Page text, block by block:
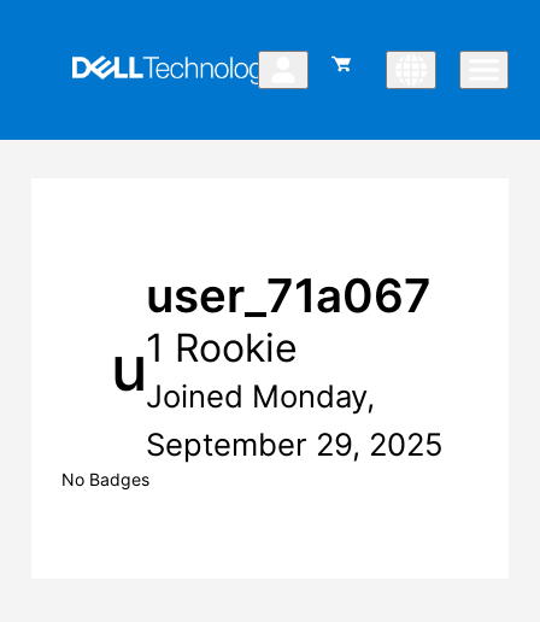
u
user_71a067
1 Rookie
Joined Monday,
September 29, 2025
No Badges